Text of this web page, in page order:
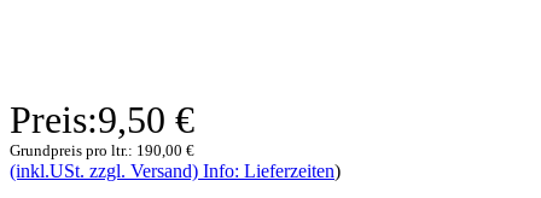
Preis:9,50 €
Grundpreis pro ltr.: 190,00 €
(inkl.USt. zzgl. Versand) Info: Lieferzeiten)